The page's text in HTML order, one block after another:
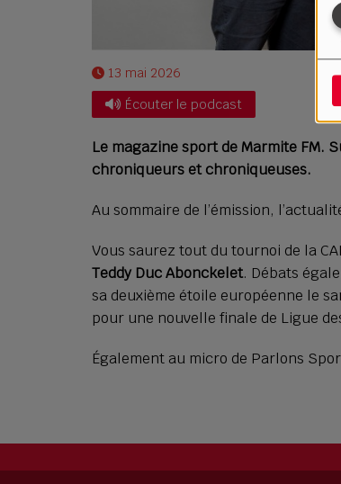
13 mai 2026
Écouter le podcast
Le magazine sport de Marmite FM.
chroniqueurs et chroniqueuses.
Au sommaire de l’émission,
Vous saurez tout du tournoi de la
Teddy Duc Abonckelet. Débats
sa deuxième étoile européenne le
pour une nouvelle finale de Ligue
Également au micro de Parlons